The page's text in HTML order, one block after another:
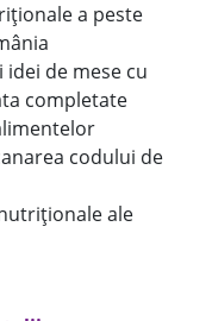
a peste
idei de mese cu
completate
codului de
ale